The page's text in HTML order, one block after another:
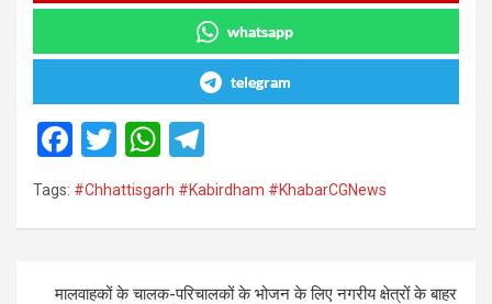
whatsapp
telegram
F
a
ce
o
T
wi
tt
W
h
at
A
el
e
a
Tags: #Chhattisgarh #Kabirdham #KhabarCGNews
मालवाहकों के चालक-परिचालकों के भोजन के लिए नगरीय क्षेत्रों के बाहर